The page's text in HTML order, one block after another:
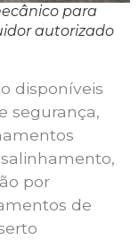
para
autorizado
disponíveis
segurança,
por
de